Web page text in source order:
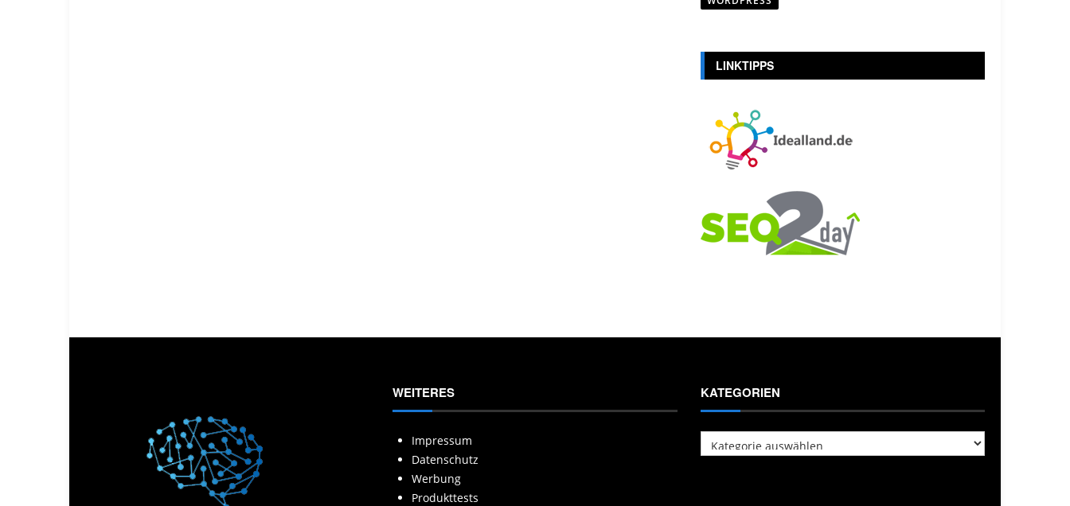
LINKTIPPS
WEITERES
Impressum
Datenschutz
Werbung
Produkttests
KATEGORIEN
Kategorien